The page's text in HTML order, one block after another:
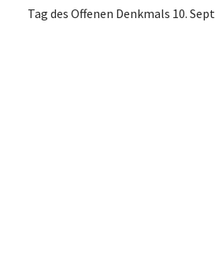
Tag des Offenen Denkmals 10.